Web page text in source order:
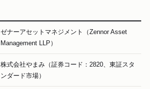
ゼナーアセットマネジメント（Zennor Asset
Management LLP）
株式会社やまみ（証券コード：2820、東証スタ
ンダード市場）